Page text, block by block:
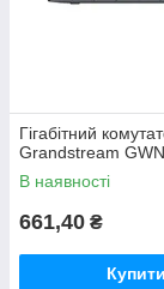
зарядної
Гігабітний
Grandstream
В наявності
661,40 ₴
Купити